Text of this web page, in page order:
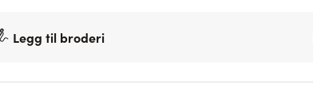
Legg til broderi